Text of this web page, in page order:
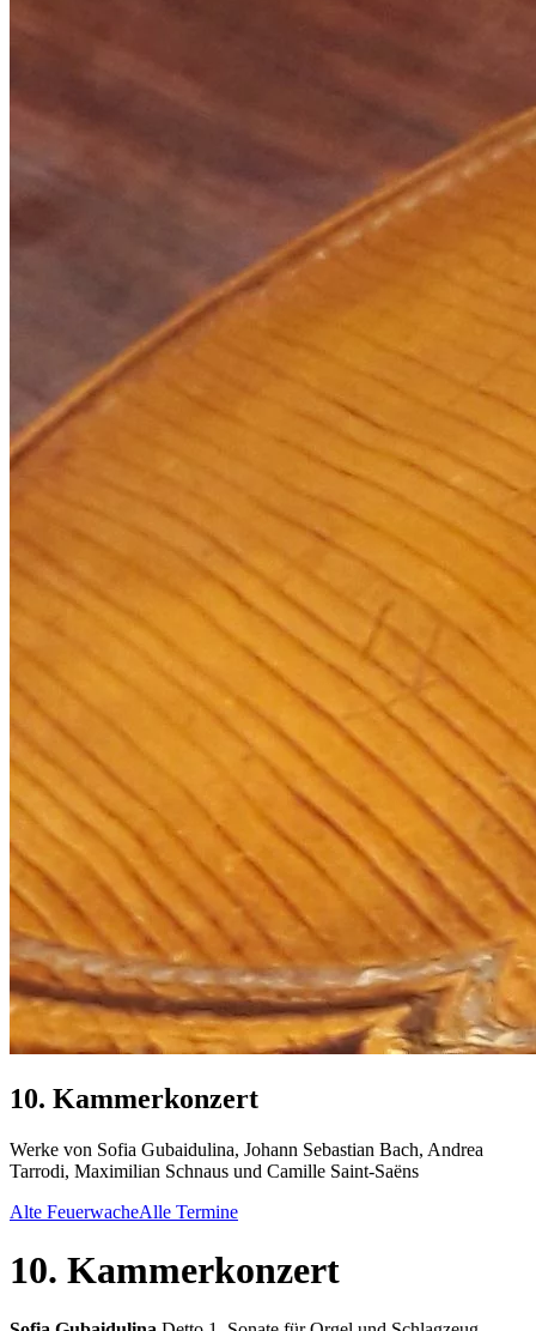
10. Kammerkonzert
Werke von Sofia Gubaidulina, Johann Sebastian Bach, Andrea
Tarrodi, Maximilian Schnaus und Camille Saint-Saëns
Alte FeuerwacheAlle Termine
10. Kammerkonzert